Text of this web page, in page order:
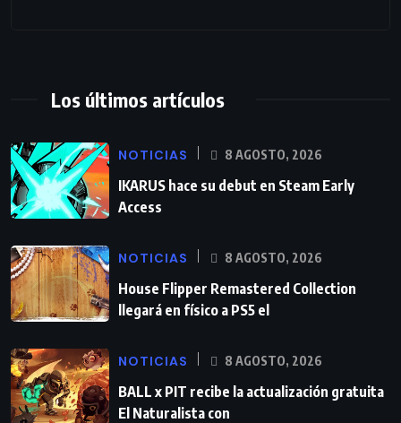
Los últimos artículos
NOTICIAS 8 AGOSTO, 2026
IKARUS hace su debut en Steam Early
Access
NOTICIAS 8 AGOSTO, 2026
House Flipper Remastered Collection
llegará en físico a PS5 el
NOTICIAS 8 AGOSTO, 2026
BALL x PIT recibe la actualización gratuita
El Naturalista con